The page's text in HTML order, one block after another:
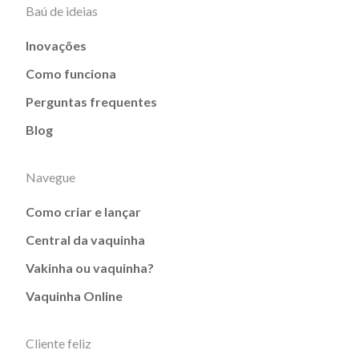
Baú de ideias
Inovações
Como funciona
Perguntas frequentes
Blog
Navegue
Como criar e lançar
Central da vaquinha
Vakinha ou vaquinha?
Vaquinha Online
Cliente feliz